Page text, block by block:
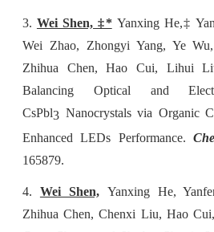
3. Wei Shen, ‡* Yanxing He,‡
Wei Zhao, Zhongyi Yang, Ye
Zhihua Chen, Hao Cui, Lihui
Balancing Optical and
CsPbl3 Nanocrystals via Organic
Enhanced LEDs Performance.
165879.
4. Wei Shen,Yanxing He,
Zhihua Chen, Chenxi Liu, Hao